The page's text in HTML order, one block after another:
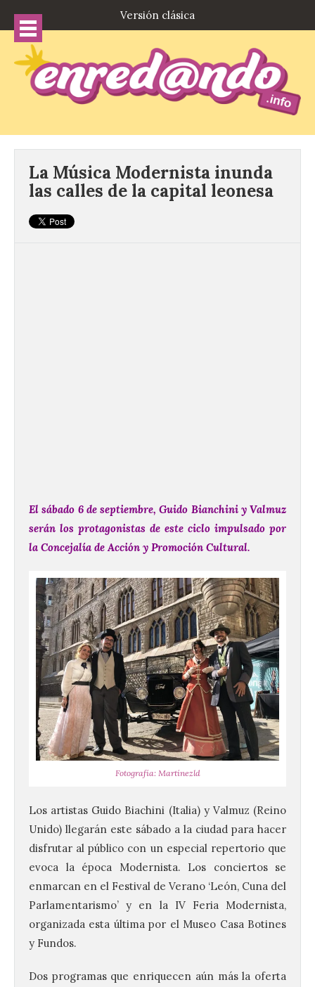
Versión clásica
La Música Modernista inunda
las calles de la capital leonesa
El sábado 6 de septiembre, Guido Bianchini y Valmuz
serán los protagonistas de este ciclo impulsado por
la Concejalía de Acción y Promoción Cultural.
Fotografía: Martínezld
Los artistas Guido Biachini (Italia) y Valmuz (Reino
Unido) llegarán este sábado a la ciudad para hacer
disfrutar al público con un especial repertorio que
evoca la época Modernista. Los conciertos se
enmarcan en el Festival de Verano ‘León, Cuna del
Parlamentarismo’ y en la IV Feria Modernista,
organizada esta última por el Museo Casa Botines
y Fundos.
Dos programas que enriquecen aún más la oferta